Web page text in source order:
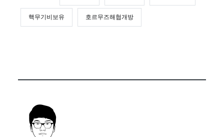
핵무기비보유 호르무즈해협개방